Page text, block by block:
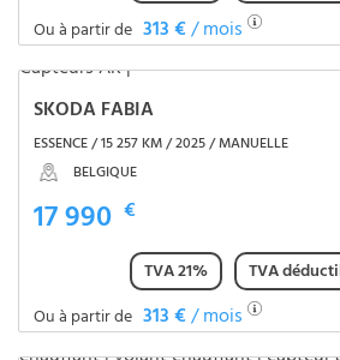
Ou à partir de 313 €/ mois
SKODA FABIA
ESSENCE / 15 257 KM / 2025 / MANUELLE
BELGIQUE
17 990 €
TVA 21%
TVA
Ou à partir de 313 €/ mois